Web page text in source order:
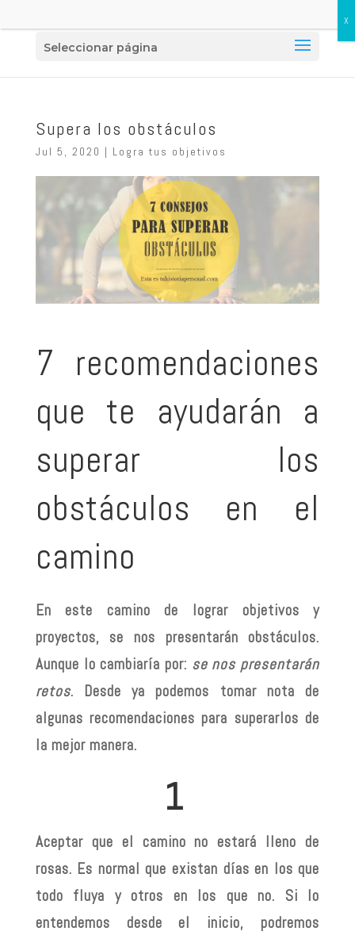
Seleccionar página
Supera los obstáculos
Jul 5, 2020 | Logra tus objetivos
7 recomendaciones
que te ayudarán a
superar los
obstáculos en el
camino
En este camino de lograr objetivos y
proyectos, se nos presentarán obstáculos.
Aunque lo cambiaría por: se nos presentarán
retos. Desde ya podemos tomar nota de
algunas recomendaciones para superarlos de
la mejor manera.
1
Aceptar que el camino no estará lleno de
rosas. Es normal que existan días en los que
todo fluya y otros en los que no. Si lo
entendemos desde el inicio, podremos